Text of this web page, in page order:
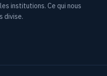
institutions. Ce qui nous
divise.